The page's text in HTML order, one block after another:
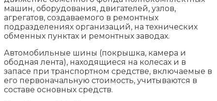
машин, оборудования, двигателей, узлов,
агрегатов, создаваемого в ремонтных
подразделениях организаций, на технических
обменных пунктах и ремонтных заводах.
Автомобильные шины (покрышка, камера и
ободная лента), находящиеся на колесах и в
запасе при транспортном средстве, включаемые в
его первоначальную стоимость, учитываются в
составе основных средств.